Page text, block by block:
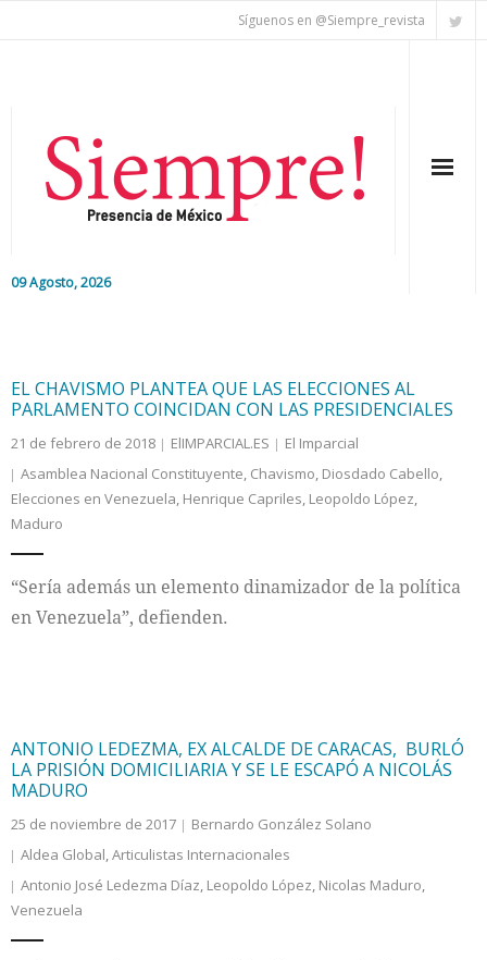
Síguenos en @Siempre_revista
09 Agosto, 2026
Colaboradores
Internacional
Cultura
EL CHAVISMO PLANTEA QUE LAS ELECCIONES AL
PARLAMENTO COINCIDAN CON LAS PRESIDENCIALES
21 de febrero de 2018 ElIMPARCIAL.ES
El Imparcial
Asamblea Nacional Constituyente, Chavismo, Diosdado Cabello,
Elecciones en Venezuela, Henrique Capriles, Leopoldo López,
Maduro
“Sería además un elemento dinamizador de la política
en Venezuela”, defienden.
ANTONIO LEDEZMA, EX ALCALDE DE CARACAS, BURLÓ
LA PRISIÓN DOMICILIARIA Y SE LE ESCAPÓ A NICOLÁS
MADURO
25 de noviembre de 2017
Bernardo González Solano
Aldea Global,Articulistas Internacionales
Antonio José Ledezma Díaz, Leopoldo López, Nicolas Maduro,
Venezuela